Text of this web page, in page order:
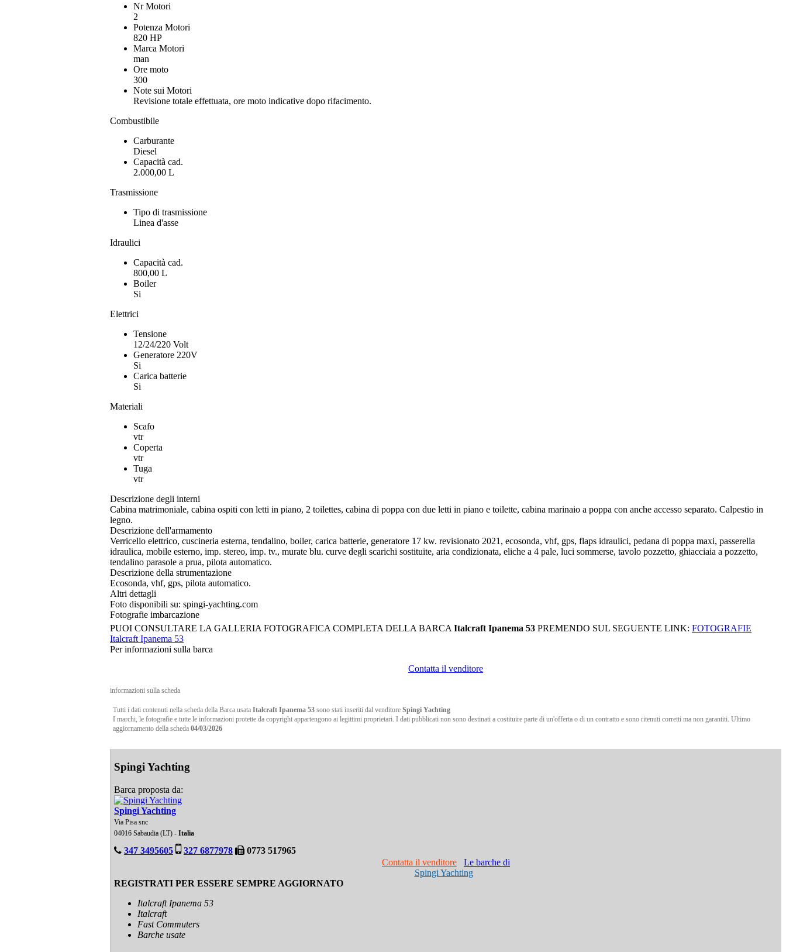
Nr Motori
2
Potenza Motori
820 HP
Marca Motori
man
Ore moto
300
Note sui Motori
Revisione totale effettuata, ore moto indicative dopo rifacimento.
Combustibile
Carburante
Diesel
Capacità cad.
2.000,00 L
Trasmissione
Tipo di trasmissione
Linea d'asse
Idraulici
Capacità cad.
800,00 L
Boiler
Si
Elettrici
Tensione
12/24/220 Volt
Generatore 220V
Si
Carica batterie
Si
Materiali
Scafo
vtr
Coperta
vtr
Tuga
vtr
Descrizione degli interni
Cabina matrimoniale, cabina ospiti con letti in piano, 2 toilettes, cabina di poppa con due letti in piano e toilette, cabina marinaio a poppa con anche accesso separato. Calpestio in
legno.
Descrizione dell'armamento
Verricello elettrico, cuscineria esterna, tendalino, boiler, carica batterie, generatore 17 kw. revisionato 2021, ecosonda, vhf, gps, flaps idraulici, pedana di poppa maxi, passerella
idraulica, mobile esterno, imp. stereo, imp. tv., murate blu. curve degli scarichi sostituite, aria condizionata, eliche a 4 pale, luci sommerse, tavolo pozzetto, ghiacciaia a pozzetto,
tendalino parasole a prua, pilota automatico.
Descrizione della strumentazione
Ecosonda, vhf, gps, pilota automatico.
Altri dettagli
Foto disponibili su: spingi-yachting.com
Fotografie imbarcazione
PUOI CONSULTARE LA GALLERIA FOTOGRAFICA COMPLETA DELLA BARCA Italcraft Ipanema 53 PREMENDO SUL SEGUENTE LINK: FOTOGRAFIE
Italcraft Ipanema 53
Per informazioni sulla barca
Contatta il venditore
informazioni sulla scheda
Tutti i dati contenuti nella scheda della Barca usata Italcraft Ipanema 53 sono stati inseriti dal venditore Spingi Yachting
I marchi, le fotografie e tutte le informazioni protette da copyright appartengono ai legittimi proprietari. I dati pubblicati non sono destinati a costituire parte di un'offerta o di un contratto e sono ritenuti corretti ma non garantiti. Ultimo
aggiornamento della scheda 04/03/2026
Spingi Yachting
Barca proposta da:
Spingi Yachting
Via Pisa snc
04016 Sabaudia (LT) - Italia
347 3495605 327 6877978
0773 517965
Contatta il venditore
Le barche di
Spingi Yachting
REGISTRATI PER ESSERE SEMPRE AGGIORNATO
Italcraft Ipanema 53
Italcraft
Fast Commuters
Barche usate